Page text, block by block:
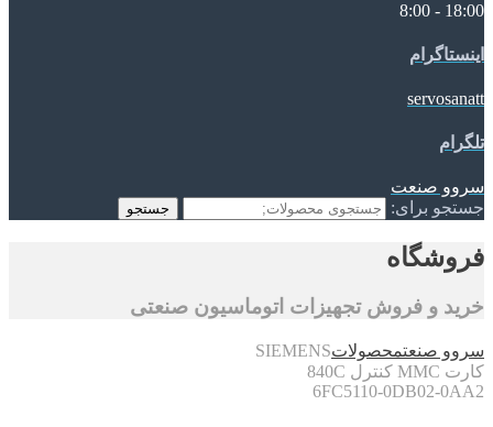
18:00 - 8:00
اینستاگرام
servosanatt
تلگرام
سروو صنعت
جستجو برای:
جستجو
فروشگاه
خرید و فروش تجهیزات اتوماسیون صنعتی
سروو صنعتمحصولاتSIEMENS
کارت MMC کنترل 840C
6FC5110-0DB02-0AA2